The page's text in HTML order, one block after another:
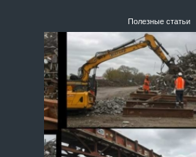
Полезные статьи